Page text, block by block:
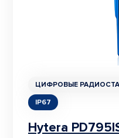
ЦИФРОВЫЕ
IP67
Hytera